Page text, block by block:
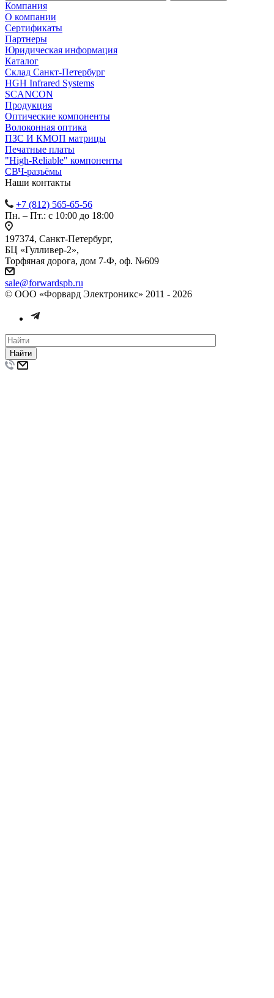
Компания
О компании
Сертификаты
Партнеры
Юридическая информация
Каталог
Cклад Санкт-Петербург
HGH Infrared Systems
SCANCON
Продукция
Оптические компоненты
Волоконная оптика
ПЗС И КМОП матрицы
Печатные платы
"High-Reliable" компоненты
СВЧ-разъёмы
Наши контакты
+7 (812) 565-65-56
Пн. – Пт.: с 10:00 до 18:00
197374, Санкт-Петербург,
БЦ «Гулливер-2»,
Торфяная дорога, дом 7-Ф, оф. №609
sale@forwardspb.ru
© ООО «Форвард Электроникс» 2011 - 2026
Найти